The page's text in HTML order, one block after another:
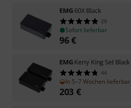
EMG60X Black
29
Sofort lieferbar
96€
EMGKerry King Set Black
44
In 5–7 Wochen lieferbar
203 €